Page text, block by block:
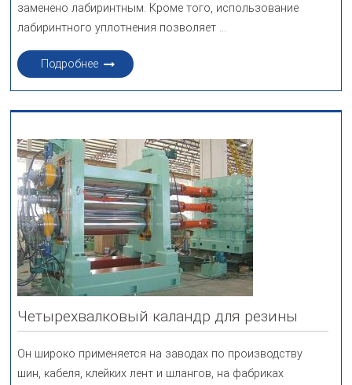
заменено лабиринтным. Кроме того, использование
лабиринтного уплотнения позволяет ...
Подробнее
Четырехвалковый каландр для резины
Он широко применяется на заводах по производству
шин, кабеля, клейких лент и шлангов, на фабриках